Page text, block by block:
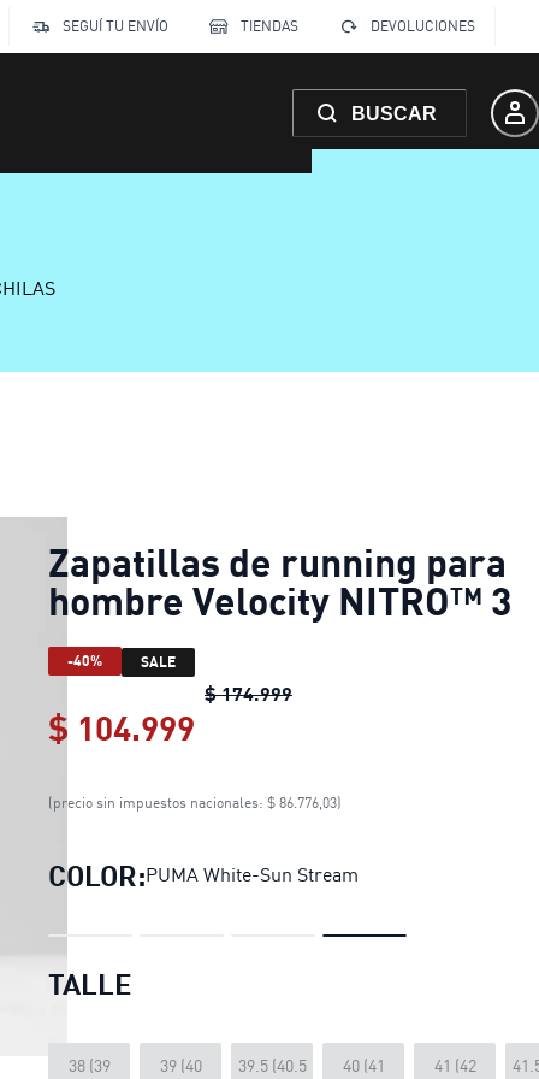
SEGUÍ TU ENVÍO
TIENDAS DEVOLUCIONES
BUSCAR
Zapatillas de running para
hombre Velocity NITRO™ 3
-40% SALE
$ 174.999Zapatillas de running para
$ 104.999
Zapatillas de running
(precio sin impuestos nacionales: $ 86.776,03)
COLOR:PUMA White-Sun Stream
TALLE
38 (39
39 (40
39.5 (40.5
40 (41
41 (42